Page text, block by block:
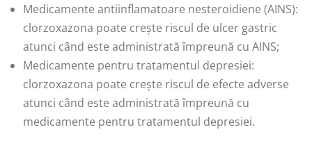
Medicamente antiinflamatoare nesteroidiene (AINS):
clorzoxazona poate crește riscul de ulcer gastric
atunci când este administrată împreună cu AINS;
Medicamente pentru tratamentul depresiei:
clorzoxazona poate crește riscul de efecte adverse
atunci când este administrată împreună cu
medicamente pentru tratamentul depresiei.